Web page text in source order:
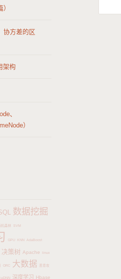
协方差的区
架构
、
）
数据挖掘
机森林 SVM
GPU KNN AdaBoost
决策树 Apache linux
ORC 大数据 恶意攻
深度学习 Hbase